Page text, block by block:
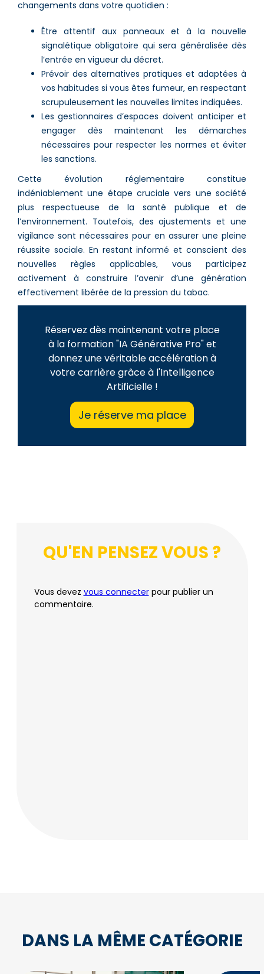
changements dans votre quotidien :
Être attentif aux panneaux et à la nouvelle
signalétique obligatoire qui sera généralisée dès
l’entrée en vigueur du décret.
Prévoir des alternatives pratiques et adaptées à
vos habitudes si vous êtes fumeur, en respectant
scrupuleusement les nouvelles limites indiquées.
Les gestionnaires d’espaces doivent anticiper et
engager dès maintenant les démarches
nécessaires pour respecter les normes et éviter
les sanctions.
Cette évolution réglementaire constitue
indéniablement une étape cruciale vers une société
plus respectueuse de la santé publique et de
l’environnement. Toutefois, des ajustements et une
vigilance sont nécessaires pour en assurer une pleine
réussite sociale. En restant informé et conscient des
nouvelles règles applicables, vous participez
activement à construire l’avenir d’une génération
effectivement libérée de la pression du tabac.
Réservez dès maintenant votre place
à la formation "IA Générative Pro" et
donnez une véritable accélération à
votre carrière grâce à l'Intelligence
Artificielle !
Je réserve ma place
QU'EN PENSEZ VOUS ?
Vous devez vous connecterpour publier un
commentaire.
DANS LA MÊME CATÉGORIE